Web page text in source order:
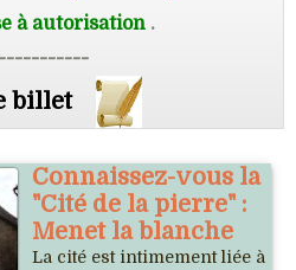
à autorisation.
billet
Connaissez-vous la
"Cité de la pierre" :
Menet la blanche
La cité est intimement liée à